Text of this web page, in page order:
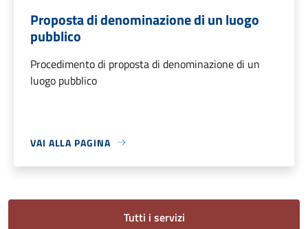
Proposta di denominazione di un luogo
pubblico
Procedimento di proposta di denominazione di un
luogo pubblico
VAI ALLA PAGINA
Tutti i servizi